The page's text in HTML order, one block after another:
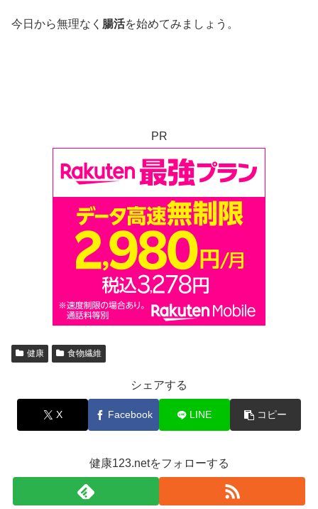
今日から無理なく 腸活を始めてみましょう。
PR
健康 食物繊維
シェアする
X Facebook LINE コピー
健康123.netをフォローする